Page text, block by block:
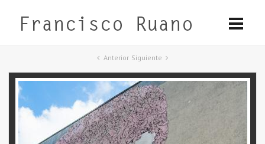
Anterior Siguiente